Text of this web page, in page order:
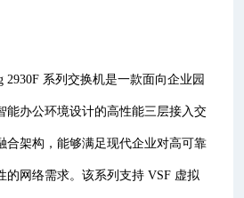
2930F 系列交换机是一款面向企业园
能办公环境设计的高性能三层接入交
合架构，能够满足现代企业对高可靠
的网络需求。该系列支持 VSF 虚拟